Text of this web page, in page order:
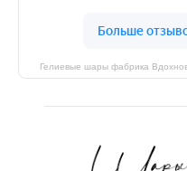
Гелиевые шары фабрика